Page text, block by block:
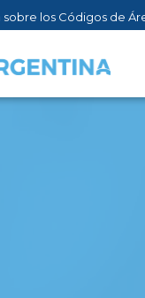
los Códigos de